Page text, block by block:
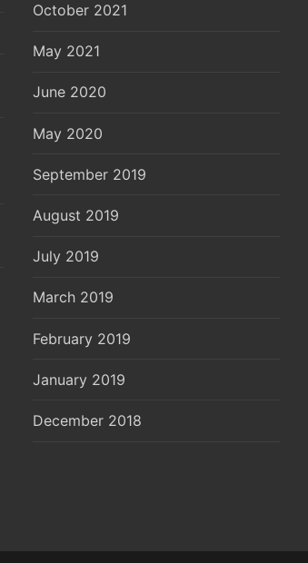
October 2021
May 2021
June 2020
May 2020
September 2019
August 2019
July 2019
March 2019
February 2019
January 2019
December 2018